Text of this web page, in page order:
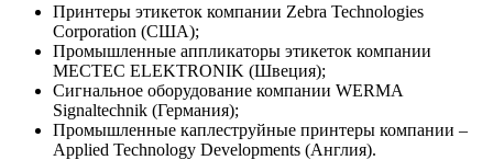
Принтеры этикеток компании Zebra Technologies
Corporation (США);
Промышленные аппликаторы этикеток компании
MECTEC ELEKTRONIK (Швеция);
Сигнальное оборудование компании WERMA
Signaltechnik (Германия);
Промышленные каплеструйные принтеры компании –
Applied Technology Developments (Англия).